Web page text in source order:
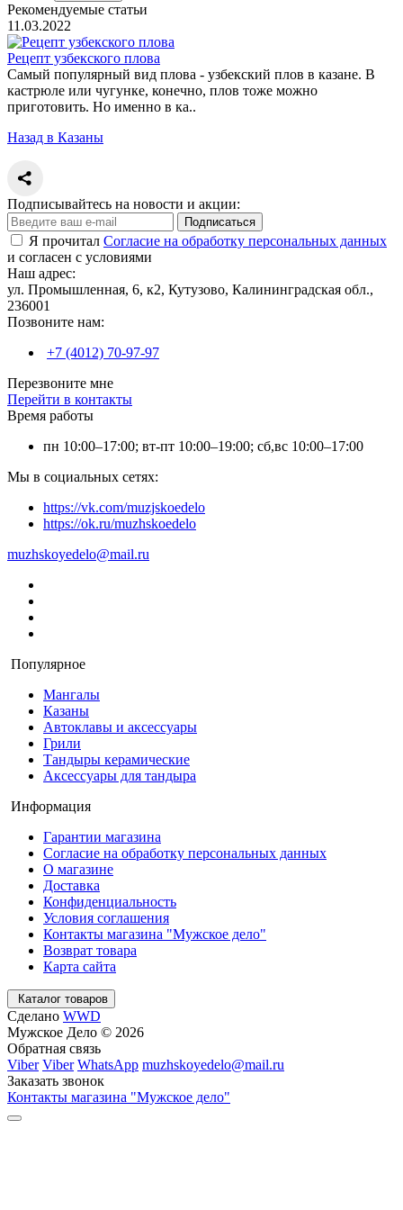
Рекомендуемые статьи
11.03.2022
Рецепт узбекского плова
Самый популярный вид плова - узбекский плов в казане. В
кастрюле или чугунке, конечно, плов тоже можно
приготовить. Но именно в ка..
Назад в Казаны
Подписывайтесь на новости и акции:
Подписаться
Я прочитал Согласие на обработку персональных данных
и согласен с условиями
Наш адрес:
ул. Промышленная, 6, к2, Кутузово, Калининградская обл.,
236001
Позвоните нам:
+7 (4012) 70-97-97
Перезвоните мне
Перейти в контакты
Время работы
пн 10:00–17:00; вт-пт 10:00–19:00; сб,вс 10:00–17:00
Мы в социальных сетях:
https://vk.com/muzjskoedelo
https://ok.ru/muzhskoedelo
muzhskoyedelo@mail.ru
Популярное
Мангалы
Казаны
Автоклавы и аксессуары
Грили
Тандыры керамические
Аксессуары для тандыра
Информация
Гарантии магазина
Согласие на обработку персональных данных
О магазине
Доставка
Конфиденциальность
Условия соглашения
Контакты магазина "Мужское дело"
Возврат товара
Карта сайта
Каталог товаров
Сделано WWD
Мужское Дело © 2026
Обратная связь
Viber Viber WhatsApp muzhskoyedelo@mail.ru
Заказать звонок
Контакты магазина "Мужское дело"